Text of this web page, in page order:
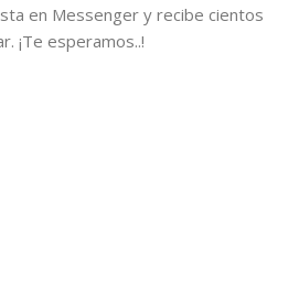
en Messenger y recibe cientos
¡Te esperamos..!